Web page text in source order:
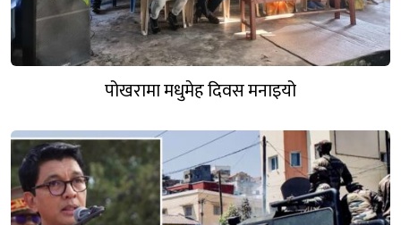
पोखरामा मधुमेह दिवस मनाइयो